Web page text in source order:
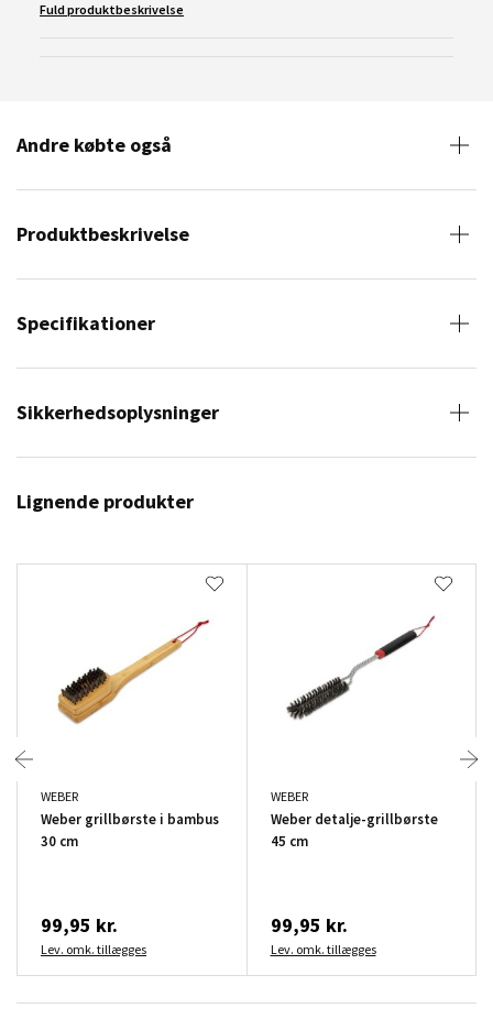
Fuld produktbeskrivelse
Andre købte også
Produktbeskrivelse
Specifikationer
Sikkerhedsoplysninger
Lignende produkter
WEBER
Weber grillbørste i bambus
30 cm
99,95 kr.
Lev. omk. tillægges
WEBER
Weber detalje-grillbørste
45 cm
99,95 kr.
Lev. omk. tillægges